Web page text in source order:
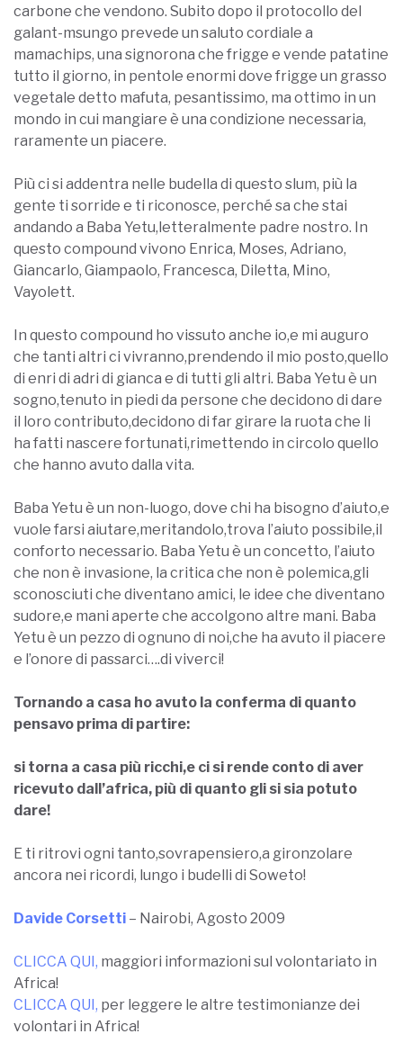
carbone che vendono. Subito dopo il protocollo del
galant-msungo prevede un saluto cordiale a
mamachips, una signorona che frigge e vende patatine
tutto il giorno, in pentole enormi dove frigge un grasso
vegetale detto mafuta, pesantissimo, ma ottimo in un
mondo in cui mangiare è una condizione necessaria,
raramente un piacere.
Più ci si addentra nelle budella di questo slum, più la
gente ti sorride e ti riconosce, perché sa che stai
andando a Baba Yetu,letteralmente padre nostro. In
questo compound vivono Enrica, Moses, Adriano,
Giancarlo, Giampaolo, Francesca, Diletta, Mino,
Vayolett.
In questo compound ho vissuto anche io,e mi auguro
che tanti altri ci vivranno,prendendo il mio posto,quello
di enri di adri di gianca e di tutti gli altri. Baba Yetu è un
sogno,tenuto in piedi da persone che decidono di dare
il loro contributo,decidono di far girare la ruota che li
ha fatti nascere fortunati,rimettendo in circolo quello
che hanno avuto dalla vita.
Baba Yetu è un non-luogo, dove chi ha bisogno d’aiuto,e
vuole farsi aiutare,meritandolo,trova l’aiuto possibile,il
conforto necessario. Baba Yetu è un concetto, l’aiuto
che non è invasione, la critica che non è polemica,gli
sconosciuti che diventano amici, le idee che diventano
sudore,e mani aperte che accolgono altre mani. Baba
Yetu è un pezzo di ognuno di noi,che ha avuto il piacere
e l’onore di passarci….di viverci!
Tornando a casa ho avuto la conferma di quanto
pensavo prima di partire:
si torna a casa più ricchi,e ci si rende conto di aver
ricevuto dall’africa, più di quanto gli si sia potuto
dare!
E ti ritrovi ogni tanto,sovrapensiero,a gironzolare
ancora nei ricordi, lungo i budelli di Soweto!
Davide Corsetti – Nairobi, Agosto 2009
CLICCA QUI , maggiori informazioni sul volontariato in
Africa!
CLICCA QUI , per leggere le altre testimonianze dei
volontari in Africa!